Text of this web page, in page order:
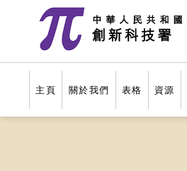
跳至主要內容
主頁 關於我們 表格 資源